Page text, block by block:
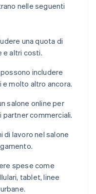
nelle seguenti
una quota di
e altri costi.
includere
molto altro ancora.
salone online per
partner commerciali.
di lavoro nel salone
spese come
tablet, linee